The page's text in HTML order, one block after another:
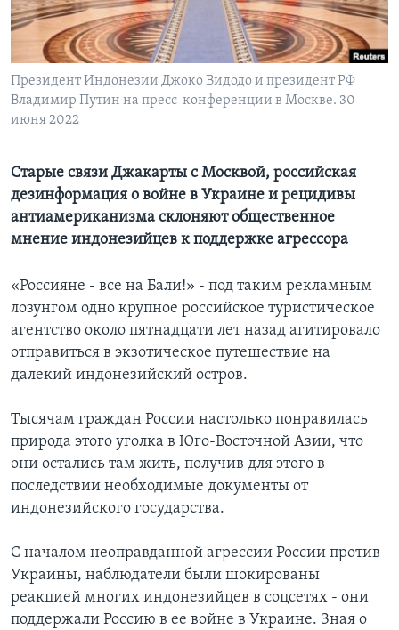
Learning English
СОЦИАЛЬНЫЕ СЕТИ
Президент Индонезии Джоко Видодо и президент РФ
Владимир Путин на пресс-конференции в Москве. 30
июня 2022
Старые связи Джакарты с Москвой, российская
дезинформация о войне в Украине и рецидивы
антиамериканизма склоняют общественное
мнение индонезийцев к поддержке агрессора
«Россияне - все на Бали!» - под таким рекламным
лозунгом одно крупное российское туристическое
агентство около пятнадцати лет назад агитировало
отправиться в экзотическое путешествие на
далекий индонезийский остров.
Тысячам граждан России настолько понравилась
природа этого уголка в Юго-Восточной Азии, что
они остались там жить, получив для этого в
последствии необходимые документы от
индонезийского государства.
С началом неоправданной агрессии России против
Украины, наблюдатели были шокированы
реакцией многих индонезийцев в соцсетях - они
поддержали Россию в ее войне в Украине. Зная о